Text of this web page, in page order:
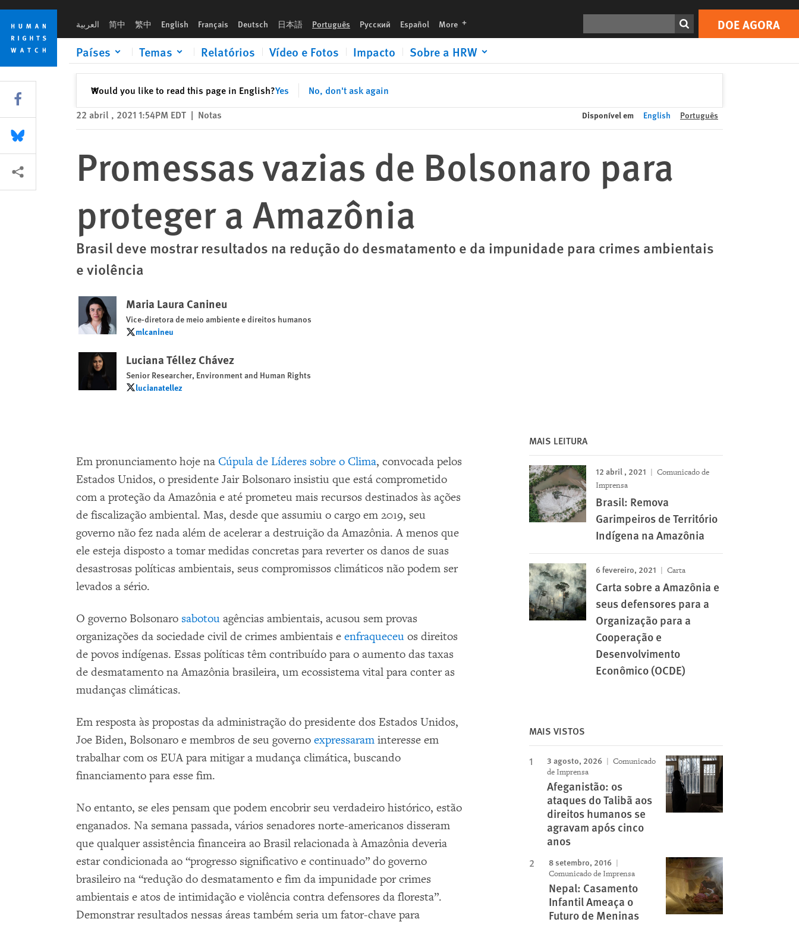
Skip
cookie
privacy
notice
Skip
main
content
العربية 简中 繁中 English Français Deutsch 日本語 Português Русский Español More languages DOE AGORA
Países Temas Relatórios Vídeo e Fotos Impacto Sobre a HRW
Would you like to read this page in English?Yes No, don't ask again
✕Fechar
Print DOE AGORA
22 abril , 2021 1:54PM EDT | Notas Disponível em English Português
Promessas vazias de Bolsonaro para
proteger a Amazônia
Brasil deve mostrar resultados na redução do desmatamento e da impunidade para crimes ambientais
e violência
Maria Laura Canineu
Vice-diretora de meio ambiente e direitos humanos
mlcanineu
mlcanineu
Luciana Téllez Chávez
Senior Researcher, Environment and Human Rights
lucianatellez
lucianatellez
Em pronunciamento hoje na Cúpula de Líderes sobre o Clima, convocada pelos
Estados Unidos, o presidente Jair Bolsonaro insistiu que está comprometido
com a proteção da Amazônia e até prometeu mais recursos destinados às ações
de fiscalização ambiental. Mas, desde que assumiu o cargo em 2019, seu
governo não fez nada além de acelerar a destruição da Amazônia. A menos que
ele esteja disposto a tomar medidas concretas para reverter os danos de suas
desastrosas políticas ambientais, seus compromissos climáticos não podem ser
levados a sério.
O governo Bolsonaro sabotou agências ambientais, acusou sem provas
organizações da sociedade civil de crimes ambientais e enfraqueceu os direitos
de povos indígenas. Essas políticas têm contribuído para o aumento das taxas
de desmatamento na Amazônia brasileira, um ecossistema vital para conter as
mudanças climáticas.
Em resposta às propostas da administração do presidente dos Estados Unidos,
Joe Biden, Bolsonaro e membros de seu governo expressaram interesse em
trabalhar com os EUA para mitigar a mudança climática, buscando
financiamento para esse fim.
No entanto, se eles pensam que podem encobrir seu verdadeiro histórico, estão
enganados. Na semana passada, vários senadores norte-americanos disseram
que qualquer assistência financeira ao Brasil relacionada à Amazônia deveria
estar condicionada ao “progresso significativo e continuado” do governo
brasileiro na “redução do desmatamento e fim da impunidade por crimes
ambientais e atos de intimidação e violência contra defensores da floresta”.
Demonstrar resultados nessas áreas também seria um fator-chave para
MAIS LEITURA
12 abril , 2021
Comunicado de
Imprensa
Brasil: Remova
Garimpeiros de Território
Indígena na Amazônia
6 fevereiro, 2021 Carta
Carta sobre a Amazônia e
seus defensores para a
Organização para a
Cooperação e
Desenvolvimento
Econômico (OCDE)
MAIS VISTOS
3 agosto, 2026
Comunicado
de Imprensa
Afeganistão: os
ataques do Talibã aos
direitos humanos se
agravam após cinco
anos
8 setembro, 2016
Comunicado de Imprensa
Nepal: Casamento
Infantil Ameaça o
Futuro de Meninas
Share this via Facebook
Share this via Bluesky
Share this via Compartilhar